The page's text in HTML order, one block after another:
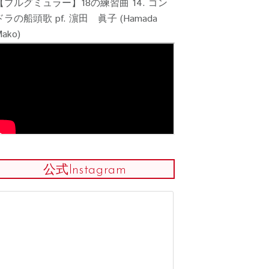
ブルグミュラー】18の練習曲 14. ゴン
ラの船頭歌 pf. 濵田 眞子 (Hamada
公式Instagram